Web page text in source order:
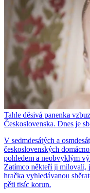
Tahle děsivá panenka
Československa. Dnes je
V sedmdesátých a
československých
pohledem a neobvyklým
Zatímco někteří ji milovali,
hračka vyhledávanou
pěti tisíc korun.